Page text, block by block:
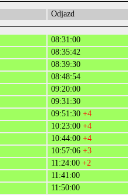
Odjazd
08:31:00
08:35:42
08:39:30
08:48:54
09:20:00
09:31:30
09:51:30 +4
10:23:00 +4
10:44:00 +4
10:57:06 +3
11:24:00 +2
11:41:00
11:50:00